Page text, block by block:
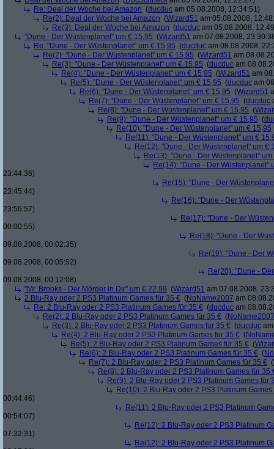
Re: Deal der Woche bei Amazon (ducduc am 05.08.2008, 12:34:51)
Re(2): Deal der Woche bei Amazon (Wizard51 am 05.08.2008,
Re(3): Deal der Woche bei Amazon (ducduc am 05.08.2008,
"Dune - Der Wüstenplanet" um € 15,95 (Wizard51 am 07.08.2008,
Re: "Dune - Der Wüstenplanet" um € 15,95 (ducduc am 08.08.2008,
Re(2): "Dune - Der Wüstenplanet" um € 15,95 (Wizard51 am
Re(3): "Dune - Der Wüstenplanet" um € 15,95 (ducduc am
Re(4): "Dune - Der Wüstenplanet" um € 15,95 (Wizard51 am
Re(5): "Dune - Der Wüstenplanet" um € 15,95 (ducduc am
Re(6): "Dune - Der Wüstenplanet" um € 15,95 (Wizard51
Re(7): "Dune - Der Wüstenplanet" um € 15,95 (ducduc
Re(8): "Dune - Der Wüstenplanet" um € 15,95 (
Re(9): "Dune - Der Wüstenplanet" um € 15,95 (
Re(10): "Dune - Der Wüstenplanet" um € 15,95
Re(11): "Dune - Der Wüstenplanet" um €
Re(12): "Dune - Der Wüstenplanet" um €
Re(13): "Dune - Der Wüstenplanet"
Re(14): "Dune - Der Wüstenplanet"
23:44:36)
Re(15): "Dune - Der
23:45:44)
Re(16): "Dune - Der
23:56:57)
Re(17): "Dune - Der
00:00:55)
Re(18): "Dune - Der
09.08.2008, 00:02:35)
Re(19): "Dune - Der
09.08.2008, 00:05:52)
Re(20): "Dune -
09.08.2008, 00:12:08)
"Mr. Brooks - Der Mörder in Dir" um € 22,99 (Wizard51 am 07.08.2008,
2 Blu-Ray oder 2 PS3 Platinum Games für 35 € (NoName2007 am
Re: 2 Blu-Ray oder 2 PS3 Platinum Games für 35 € (ducduc am
Re(2): 2 Blu-Ray oder 2 PS3 Platinum Games für 35 € (NoName2007
Re(3): 2 Blu-Ray oder 2 PS3 Platinum Games für 35 € (ducduc
Re(4): 2 Blu-Ray oder 2 PS3 Platinum Games für 35 € (
Re(5): 2 Blu-Ray oder 2 PS3 Platinum Games für 35 € (
Re(6): 2 Blu-Ray oder 2 PS3 Platinum Games für 35 € (
Re(7): 2 Blu-Ray oder 2 PS3 Platinum Games für 35 € (
Re(8): 2 Blu-Ray oder 2 PS3 Platinum Games für 35
Re(9): 2 Blu-Ray oder 2 PS3 Platinum Games für
Re(10): 2 Blu-Ray oder 2 PS3 Platinum Games
00:44:46)
Re(11): 2 Blu-Ray oder 2 PS3 Platinum
00:54:07)
Re(12): 2 Blu-Ray oder 2 PS3 Platinum
07:32:31)
Re(12): 2 Blu-Ray oder 2 PS3 Platinum